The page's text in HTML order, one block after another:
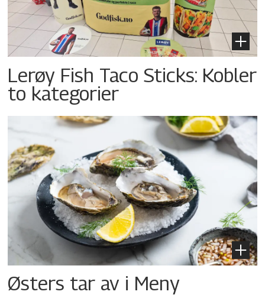
Lerøy Fish Taco Sticks: Kobler
to kategorier
Østers tar av i Meny